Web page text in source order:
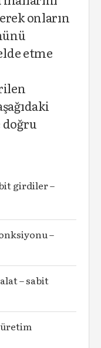
onların
etme
girdiler –
–
– sabit